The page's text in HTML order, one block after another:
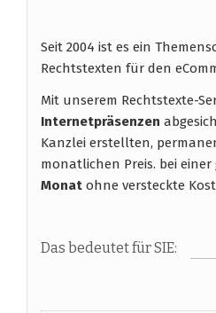
Seit 2004 ist es ein
Rechtstexten für den
Mit unserem Rechtstexte-
Internetpräsenzen
Kanzlei erstellten,
monatlichen Preis. bei einer
Monatohne versteckte
Das bedeutet für SIE: